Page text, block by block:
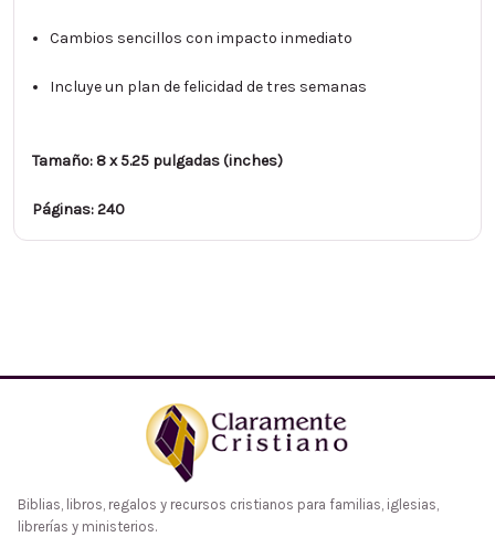
Cambios sencillos con impacto inmediato
Incluye un plan de felicidad de tres semanas
Tamaño: 8 x 5.25 pulgadas (inches)
Páginas: 240
Biblias, libros, regalos y recursos cristianos para familias, iglesias,
librerías y ministerios.